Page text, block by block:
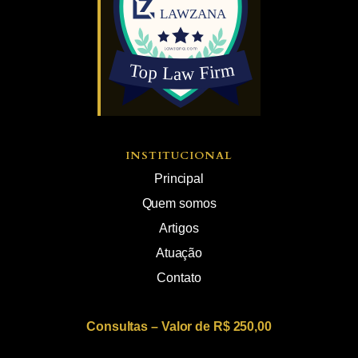
INSTITUCIONAL
Principal
Quem somos
Artigos
Atuação
Contato
Consultas – Valor de R$ 250,00